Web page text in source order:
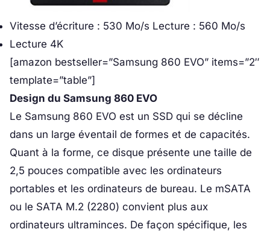
Vitesse d’écriture : 530 Mo/s Lecture : 560 Mo/s
Lecture 4K
[amazon bestseller=”Samsung 860 EVO” items=”2″
template=”table”]
Design du Samsung 860 EVO
Le Samsung 860 EVO est un SSD qui se décline
dans un large éventail de formes et de capacités.
Quant à la forme, ce disque présente une taille de
2,5 pouces compatible avec les ordinateurs
portables et les ordinateurs de bureau. Le mSATA
ou le SATA M.2 (2280) convient plus aux
ordinateurs ultraminces. De façon spécifique, les